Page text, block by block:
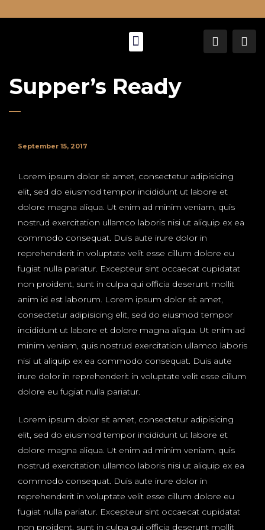
Supper’s Ready
September 15, 2017
Lorem ipsum dolor sit amet, consectetur adipisicing
elit, sed do eiusmod tempor incididunt ut labore et
dolore magna aliqua. Ut enim ad minim veniam, quis
nostrud exercitation ullamco laboris nisi ut aliquip ex ea
commodo consequat. Duis aute irure dolor in
reprehenderit in voluptate velit esse cillum dolore eu
fugiat nulla pariatur. Excepteur sint occaecat cupidatat
non proident, sunt in culpa qui officia deserunt mollit
anim id est laborum. Lorem ipsum dolor sit amet,
consectetur adipisicing elit, sed do eiusmod tempor
incididunt ut labore et dolore magna aliqua. Ut enim ad
minim veniam, quis nostrud exercitation ullamco laboris
nisi ut aliquip ex ea commodo consequat. Duis aute
irure dolor in reprehenderit in voluptate velit esse cillum
dolore eu fugiat nulla pariatur.
Lorem ipsum dolor sit amet, consectetur adipisicing
elit, sed do eiusmod tempor incididunt ut labore et
dolore magna aliqua. Ut enim ad minim veniam, quis
nostrud exercitation ullamco laboris nisi ut aliquip ex ea
commodo consequat. Duis aute irure dolor in
reprehenderit in voluptate velit esse cillum dolore eu
fugiat nulla pariatur. Excepteur sint occaecat cupidatat
non proident, sunt in culpa qui officia deserunt mollit